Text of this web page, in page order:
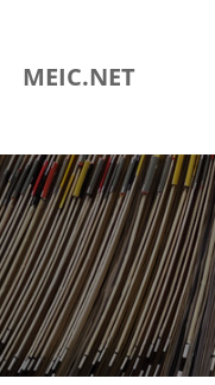
MEIC.NET